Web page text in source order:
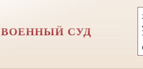
СУД